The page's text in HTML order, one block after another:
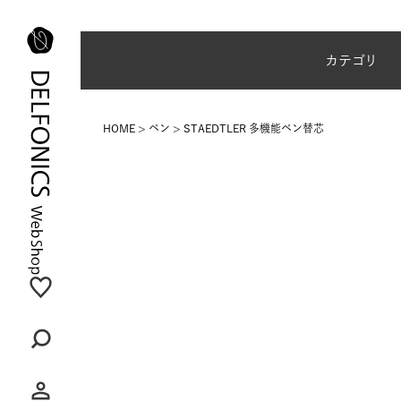
カテゴリ
HOME ペン STAEDTLER 多機能ペン替芯